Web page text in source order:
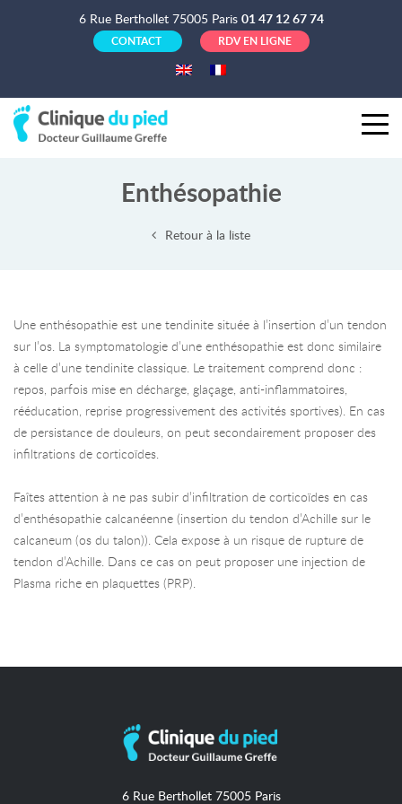
6 Rue Berthollet 75005 Paris 01 47 12 67 74
CONTACT RDV EN LIGNE
Enthésopathie
Retour à la liste
Une enthésopathie est une tendinite située à l’insertion d’un tendon
sur l’os. La symptomatologie d’une enthésopathie est donc similaire
à celle d’une tendinite classique. Le traitement comprend donc :
repos, parfois mise en décharge, glaçage, anti-inflammatoires,
rééducation, reprise progressivement des activités sportives). En cas
de persistance de douleurs, on peut secondairement proposer des
infiltrations de corticoïdes.
Faîtes attention à ne pas subir d’infiltration de corticoïdes en cas
d’enthésopathie calcanéenne (insertion du tendon d’Achille sur le
calcaneum (os du talon)). Cela expose à un risque de rupture de
tendon d’Achille. Dans ce cas on peut proposer une injection de
Plasma riche en plaquettes (PRP).
6 Rue Berthollet 75005 Paris